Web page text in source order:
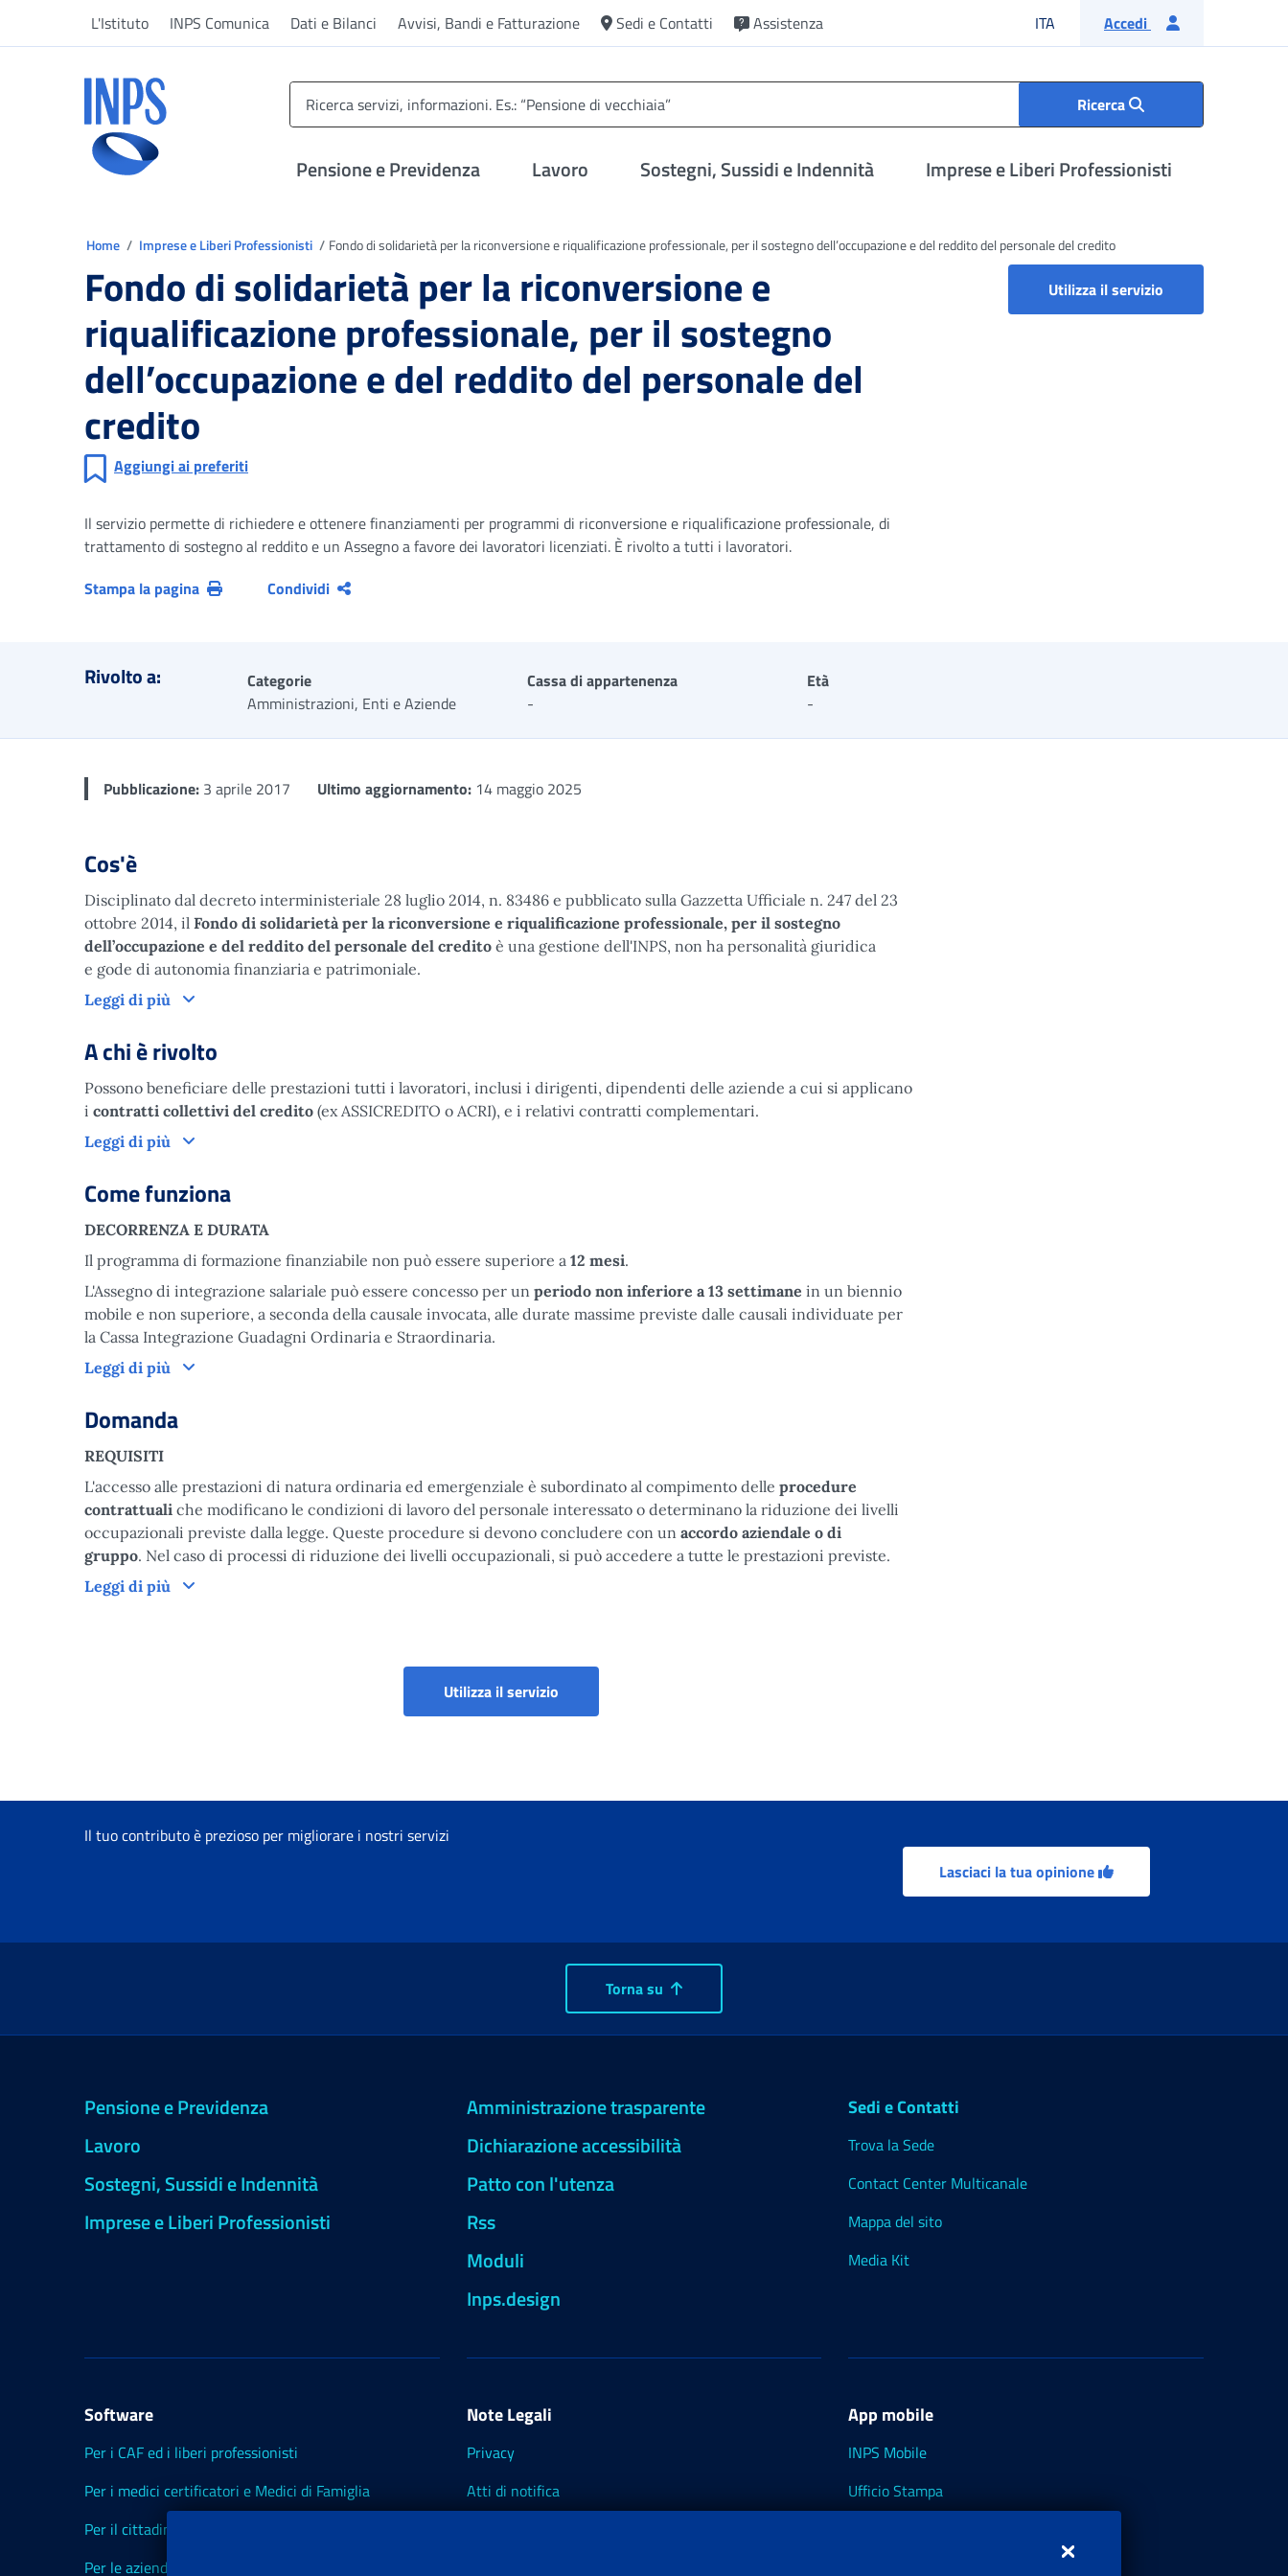
L'Istituto INPS Comunica Dati e Bilanci Avvisi, Bandi e Fatturazione Sedi e Contatti Assistenza ITA Lingua italiana
Accedi
Ricerca
Pensione e Previdenza Lavoro Sostegni, Sussidi e Indennità Imprese e Liberi Professionisti
Home Imprese e Liberi Professionisti Fondo di solidarietà per la riconversione e riqualificazione professionale, per il sostegno dell’occupazione e del reddito del personale del credito
Fondo di solidarietà per la riconversione e
riqualificazione professionale, per il sostegno
dell’occupazione e del reddito del personale del
credito
Aggiungi ai preferiti
Utilizza il servizio
Il servizio permette di richiedere e ottenere finanziamenti per programmi di riconversione e riqualificazione professionale, di
trattamento di sostegno al reddito e un Assegno a favore dei lavoratori licenziati. È rivolto a tutti i lavoratori.
Stampa la pagina
Condividi
Rivolto a:
Categorie
Amministrazioni, Enti e Aziende
Cassa di appartenenza
-
Età
-
Pubblicazione: 3 aprile 2017 Ultimo aggiornamento: 14 maggio 2025
Cos'è
Disciplinato dal decreto interministeriale 28 luglio 2014, n. 83486 e pubblicato sulla Gazzetta Ufficiale n. 247 del 23
ottobre 2014, il Fondo di solidarietà per la riconversione e riqualificazione professionale, per il sostegno
dell’occupazione e del reddito del personale del credito è una gestione dell'INPS, non ha personalità giuridica
e gode di autonomia finanziaria e patrimoniale.
Leggi di più
Cos'è
A chi è rivolto
Possono beneficiare delle prestazioni tutti i lavoratori, inclusi i dirigenti, dipendenti delle aziende a cui si applicano
i contratti collettivi del credito (ex ASSICREDITO o ACRI), e i relativi contratti complementari.
Leggi di più
A chi è rivolto
Come funziona
DECORRENZA E DURATA
Il programma di formazione finanziabile non può essere superiore a 12 mesi.
L'Assegno di integrazione salariale può essere concesso per un periodo non inferiore a 13 settimane in un biennio
mobile e non superiore, a seconda della causale invocata, alle durate massime previste dalle causali individuate per
la Cassa Integrazione Guadagni Ordinaria e Straordinaria.
Leggi di più
Come funziona
Domanda
REQUISITI
L'accesso alle prestazioni di natura ordinaria ed emergenziale è subordinato al compimento delle procedure
contrattuali che modificano le condizioni di lavoro del personale interessato o determinano la riduzione dei livelli
occupazionali previste dalla legge. Queste procedure si devono concludere con un accordo aziendale o di
gruppo. Nel caso di processi di riduzione dei livelli occupazionali, si può accedere a tutte le prestazioni previste.
Leggi di più
Domanda
Utilizza il servizioAssegno ordinario e finanziamento formazione - Fondi di solidarietà
Il tuo contributo è prezioso per migliorare i nostri servizi
Lasciaci la tua opinione
Torna su
Pensione e Previdenza
Lavoro
Sostegni, Sussidi e Indennità
Imprese e Liberi Professionisti
Amministrazione trasparente
Dichiarazione accessibilità
Patto con l'utenza
Rss
Moduli
Inps.design
Sedi e Contatti
Trova la Sede
Contact Center Multicanale
Mappa del sito
Media Kit
Software
Per i CAF ed i liberi professionisti
Per i medici certificatori e Medici di Famiglia
Per il cittadino
Per le aziende ed i Consulenti
Note Legali
Privacy
Atti di notifica
App mobile
INPS Mobile
Ufficio Stampa